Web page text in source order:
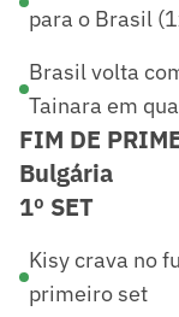
para o Brasil
Brasil volta
Tainara em
FIM DE
Bulgária
1º SET
Kisy crava no
primeiro set